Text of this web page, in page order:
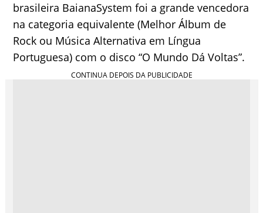
brasileira BaianaSystem foi a grande vencedora
na categoria equivalente (Melhor Álbum de
Rock ou Música Alternativa em Língua
Portuguesa) com o disco “O Mundo Dá Voltas”.